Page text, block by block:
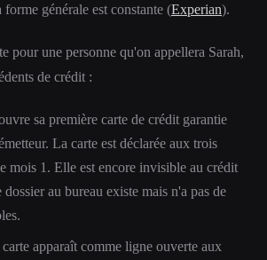
générale est constante (Experian).
pour une personne qu'on appellera Sarah,
de crédit :
sa première carte de crédit garantie
La carte est déclarée aux trois
mois 1. Elle est encore invisible au crédit
dossier au bureau existe mais n'a pas de
apparaît comme ligne ouverte aux